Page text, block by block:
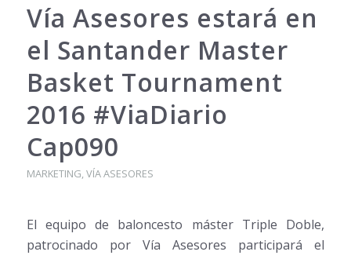
Vía Asesores estará en
el Santander Master
Basket Tournament
2016 #ViaDiario
Cap090
MARKETING,VÍA ASESORES
El equipo de baloncesto máster Triple Doble,
patrocinado por Vía Asesores participará el